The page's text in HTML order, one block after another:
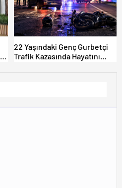
22 Yaşındaki Genç Gurbetçi
Trafik Kazasında Hayatını